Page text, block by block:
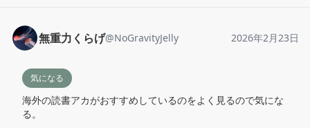
無重力くらげ@NoGravityJelly 2026年2月23日
気になる
海外の読書アカがおすすめしているのをよく見るので気にな
る。